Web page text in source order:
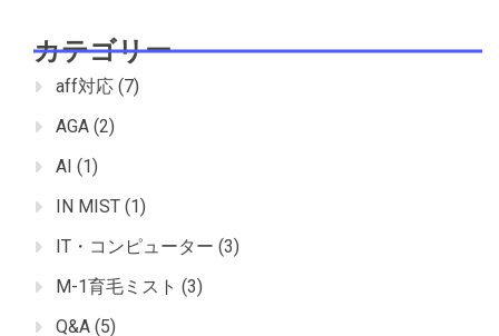
カテゴリー
aff対応 (7)
AGA (2)
AI (1)
IN MIST (1)
IT・コンピューター (3)
M-1育毛ミスト (3)
Q&A (5)